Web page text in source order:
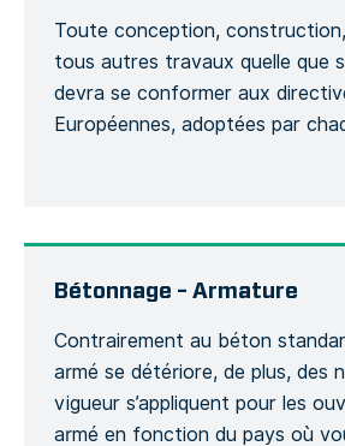
Toute conception,
tous autres travaux quelle que
devra se conformer aux
Européennes, adoptées par
la voirie, des classements du
l’entretien du réseau routier
Bétonnage – Armature
Contrairement au béton
armé se détériore, de plus, des
vigueur s’appliquent pour les
armé en fonction du pays où